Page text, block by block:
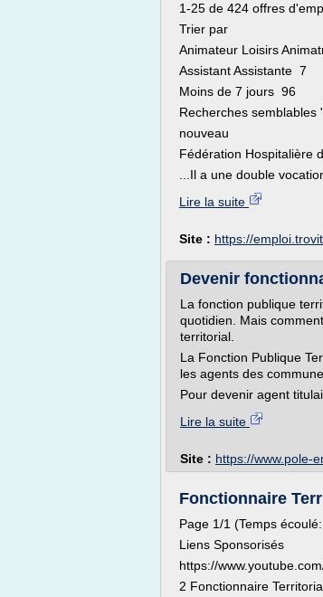
1-25 de 424 offres
Trier par
Animateur Loisirs
Assistant Assistante 7
Moins de 7 jours 96
Recherches semblables
nouveau
Fédération Hospitalière
...Il a une double
Lire la suite
Site : https://
Devenir
La fonction publique
quotidien. Mais
territorial.
La Fonction Publique
les agents des
Pour devenir agent
Lire la suite
Site : https://www.pole-
Fonctionnaire
Page 1/1 (Temps
Liens Sponsorisés
https://
2 Fonctionnaire